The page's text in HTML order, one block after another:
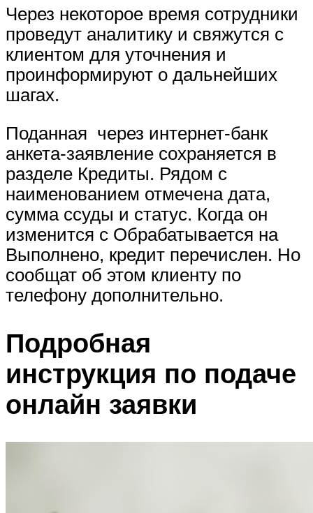
Через некоторое время сотрудники
проведут аналитику и свяжутся с
клиентом для уточнения и
проинформируют о дальнейших
шагах.
Поданная через интернет-банк
анкета-заявление сохраняется в
разделе Кредиты. Рядом с
наименованием отмечена дата,
сумма ссуды и статус. Когда он
изменится с Обрабатывается на
Выполнено, кредит перечислен. Но
сообщат об этом клиенту по
телефону дополнительно.
Подробная
инструкция по подаче
онлайн заявки